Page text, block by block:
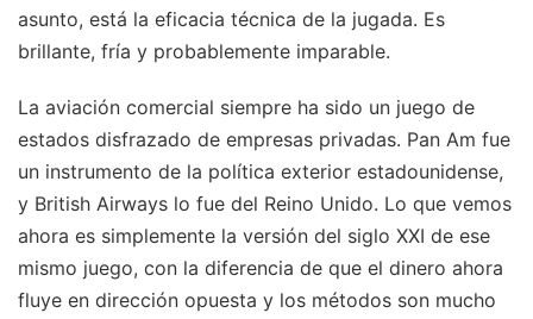
asunto, está la eficacia técnica de la jugada. Es
brillante, fría y probablemente imparable.
La aviación comercial siempre ha sido un juego de
estados disfrazado de empresas privadas. Pan Am fue
un instrumento de la política exterior estadounidense,
y British Airways lo fue del Reino Unido. Lo que vemos
ahora es simplemente la versión del siglo XXI de ese
mismo juego, con la diferencia de que el dinero ahora
fluye en dirección opuesta y los métodos son mucho